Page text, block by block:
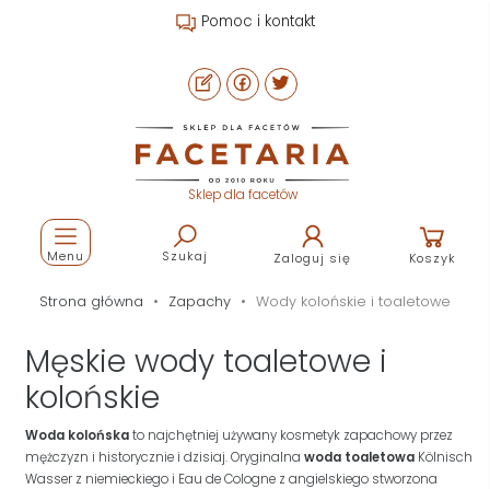
Pomoc i kontakt
Sklep dla facetów
Szukaj Zaloguj się Koszyk
Menu
Strona główna Zapachy Wody kolońskie i toaletowe
Męskie wody toaletowe i
kolońskie
Woda kolońskato najchętniej używany kosmetyk zapachowy przez
mężczyzn i historycznie i dzisiaj. Oryginalna woda toaletowa Kölnisch
Wasser z niemieckiego i Eau de Cologne z angielskiego stworzona